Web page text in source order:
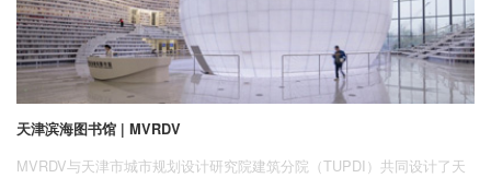
天津滨海图书馆 | MVRDV
MVRDV与天津市城市规划设计研究院建筑分院（TUPDI）共同设计了天